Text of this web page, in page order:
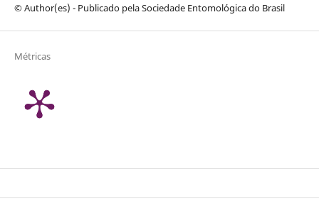
© Author(es) - Publicado pela Sociedade Entomológica do Brasil
Métricas